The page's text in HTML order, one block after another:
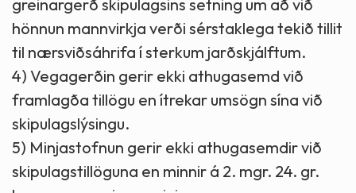
greinargerð skipulagsins setning um að við
hönnun mannvirkja verði sérstaklega tekið tillit
til nærsviðsáhrifa í sterkum jarðskjálftum.
4) Vegagerðin gerir ekki athugasemd við
framlagða tillögu en ítrekar umsögn sína við
skipulagslýsingu.
5) Minjastofnun gerir ekki athugasemdir við
skipulagstillöguna en minnir á 2. mgr. 24. gr.